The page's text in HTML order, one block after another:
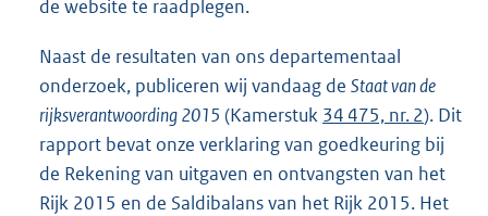
k
l
i
n
k
:
de website te raadplegen.
Naast de resultaten van ons departementaal
onderzoek, publiceren wij vandaag de Staat van de
rijksverantwoording 2015 (Kamerstuk 34 475, nr. 2). Dit
rapport bevat onze verklaring van goedkeuring bij
de Rekening van uitgaven en ontvangsten van het
Rijk 2015 en de Saldibalans van het Rijk 2015. Het